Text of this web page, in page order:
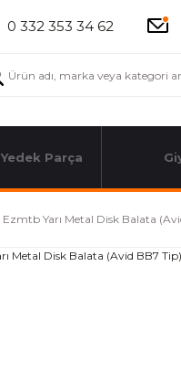
0 332 353 34 62
Yedek Parça
Ezmtb Yarı Metal Disk Balata